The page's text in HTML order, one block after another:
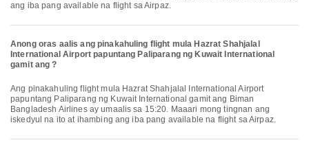
ang iba pang available na flight sa Airpaz.
Anong oras aalis ang pinakahuling flight mula Hazrat Shahjalal
International Airport papuntang Paliparang ng Kuwait International
gamit ang ?
Ang pinakahuling flight mula Hazrat Shahjalal International Airport
papuntang Paliparang ng Kuwait International gamit ang Biman
Bangladesh Airlines ay umaalis sa 15:20. Maaari mong tingnan ang
iskedyul na ito at ihambing ang iba pang available na flight sa Airpaz.